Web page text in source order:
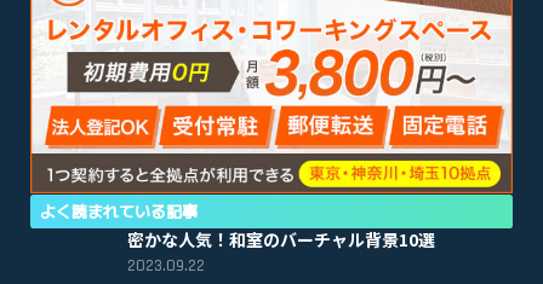
よく読まれている記事
密かな人気！和室のバーチャル背景10選
2023.09.22